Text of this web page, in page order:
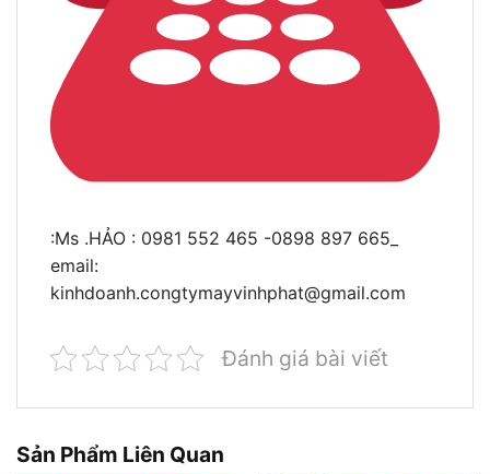
:Ms .HẢO : 0981 552 465 -0898 897 665_
email:
kinhdoanh.congtymayvinhphat@gmail.com
Đánh giá bài viết
Sản Phẩm Liên Quan